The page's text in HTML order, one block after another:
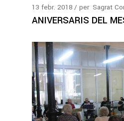
13 febr. 2018 per Sagrat
ANIVERSARIS DEL